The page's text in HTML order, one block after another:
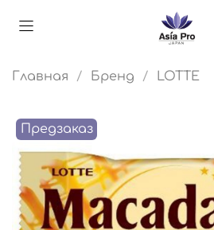
Главная Бренд LOTTE
Предзаказ